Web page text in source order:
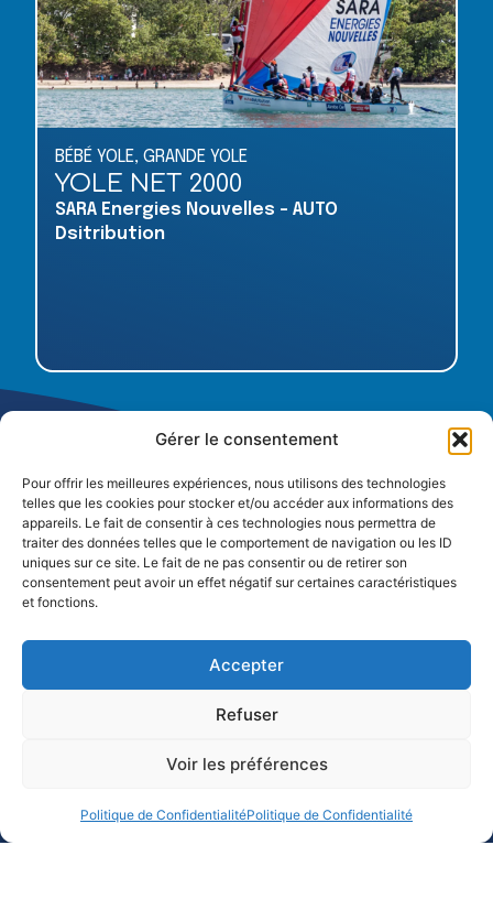
Gérer le consentement
Pour offrir les meilleures expériences, nous utilisons des technologies
telles que les cookies pour stocker et/ou accéder aux informations des
appareils. Le fait de consentir à ces technologies nous permettra de
traiter des données telles que le comportement de navigation ou les ID
uniques sur ce site. Le fait de ne pas consentir ou de retirer son
consentement peut avoir un effet négatif sur certaines caractéristiques
et fonctions.
Accepter
Refuser
Voir les préférences
Politique de ConfidentialitéPolitique de Confidentialité
BÉBÉ YOLE, GRANDE YOLE
YOLE NET 2000
SARA Energies Nouvelles - AUTO
Dsitribution
NOS COMMISSIONS CONFIDENTIALITÉ